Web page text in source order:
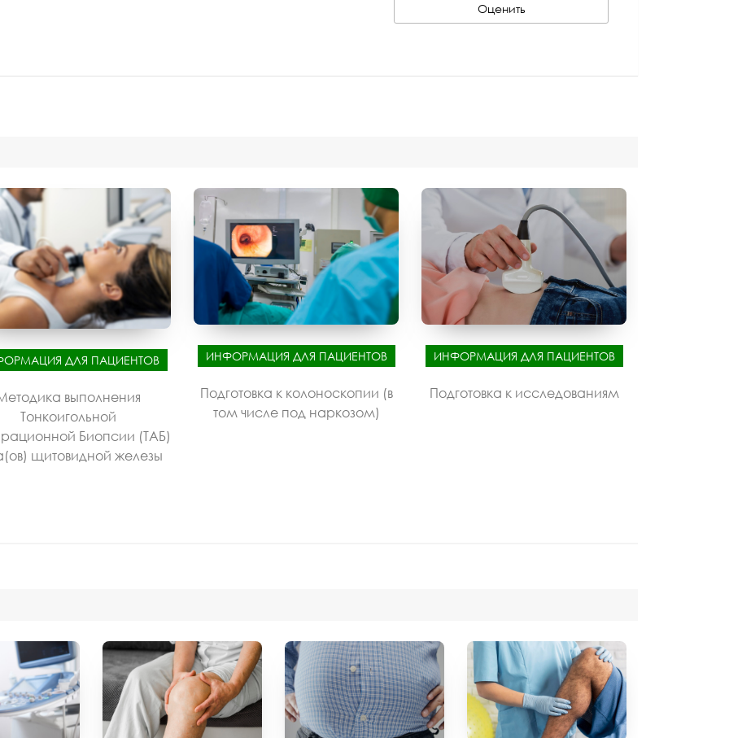
Оценить
ДЛЯ ПАЦИЕНТОВ
выполнения
Тонкоигольной
Биопсии (ТАБ)
щитовидной железы
ИНФОРМАЦИЯ ДЛЯ ПАЦИЕНТОВ
Подготовка к колоноскопии (в
том числе под наркозом)
ИНФОРМАЦИЯ ДЛЯ ПАЦИЕНТОВ
Подготовка к исследованиям